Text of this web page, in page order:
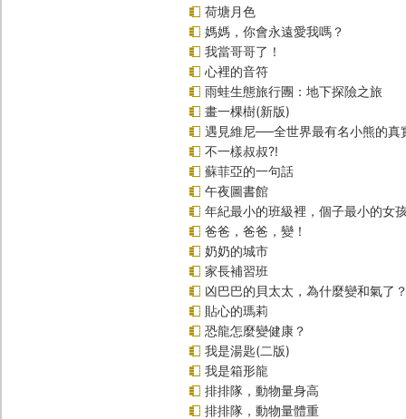
荷塘月色
媽媽，你會永遠愛我嗎？
我當哥哥了！
心裡的音符
雨蛙生態旅行團：地下探險之旅
畫一棵樹(新版)
遇見維尼──全世界最有名小熊的真
不一樣叔叔?!
蘇菲亞的一句話
午夜圖書館
年紀最小的班級裡，個子最小的女
爸爸，爸爸，變！
奶奶的城市
家長補習班
凶巴巴的貝太太，為什麼變和氣了
貼心的瑪莉
恐龍怎麼變健康？
我是湯匙(二版)
我是箱形龍
排排隊，動物量身高
排排隊，動物量體重